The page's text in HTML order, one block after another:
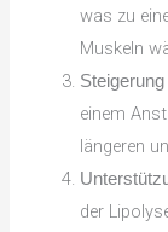
was zu
Muskeln
einem
längeren
der